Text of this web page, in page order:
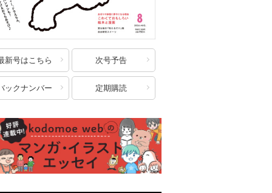
新号はこちら 次号予告
ックナンバー 定期購読